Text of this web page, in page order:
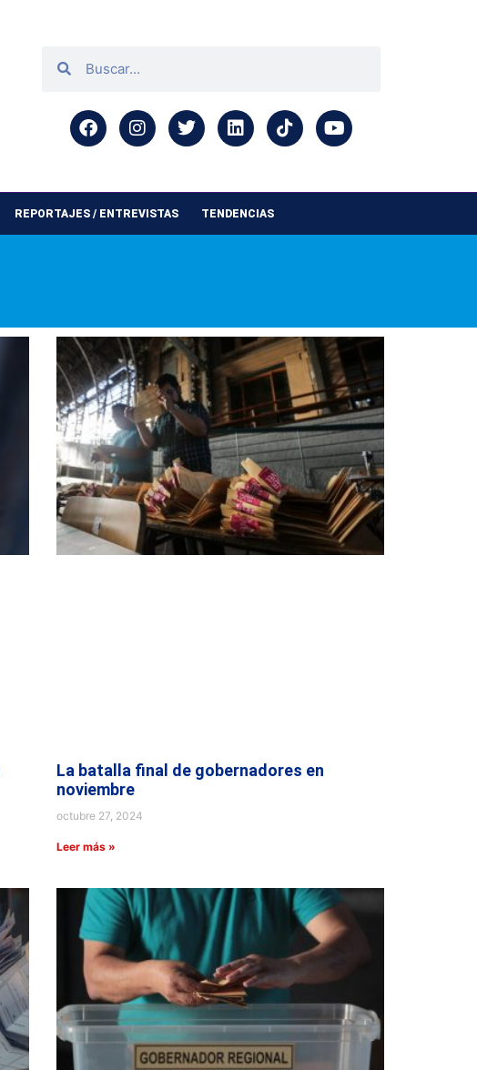
REPORTAJES / ENTREVISTAS TENDENCIAS
La batalla final de gobernadores en
noviembre
octubre 27, 2024
Leer más »